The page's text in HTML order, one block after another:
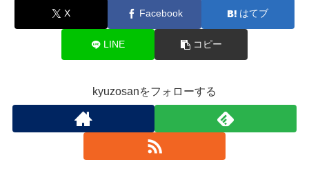
X Facebook はてブ
LINE コピー
kyuzosanをフォローする